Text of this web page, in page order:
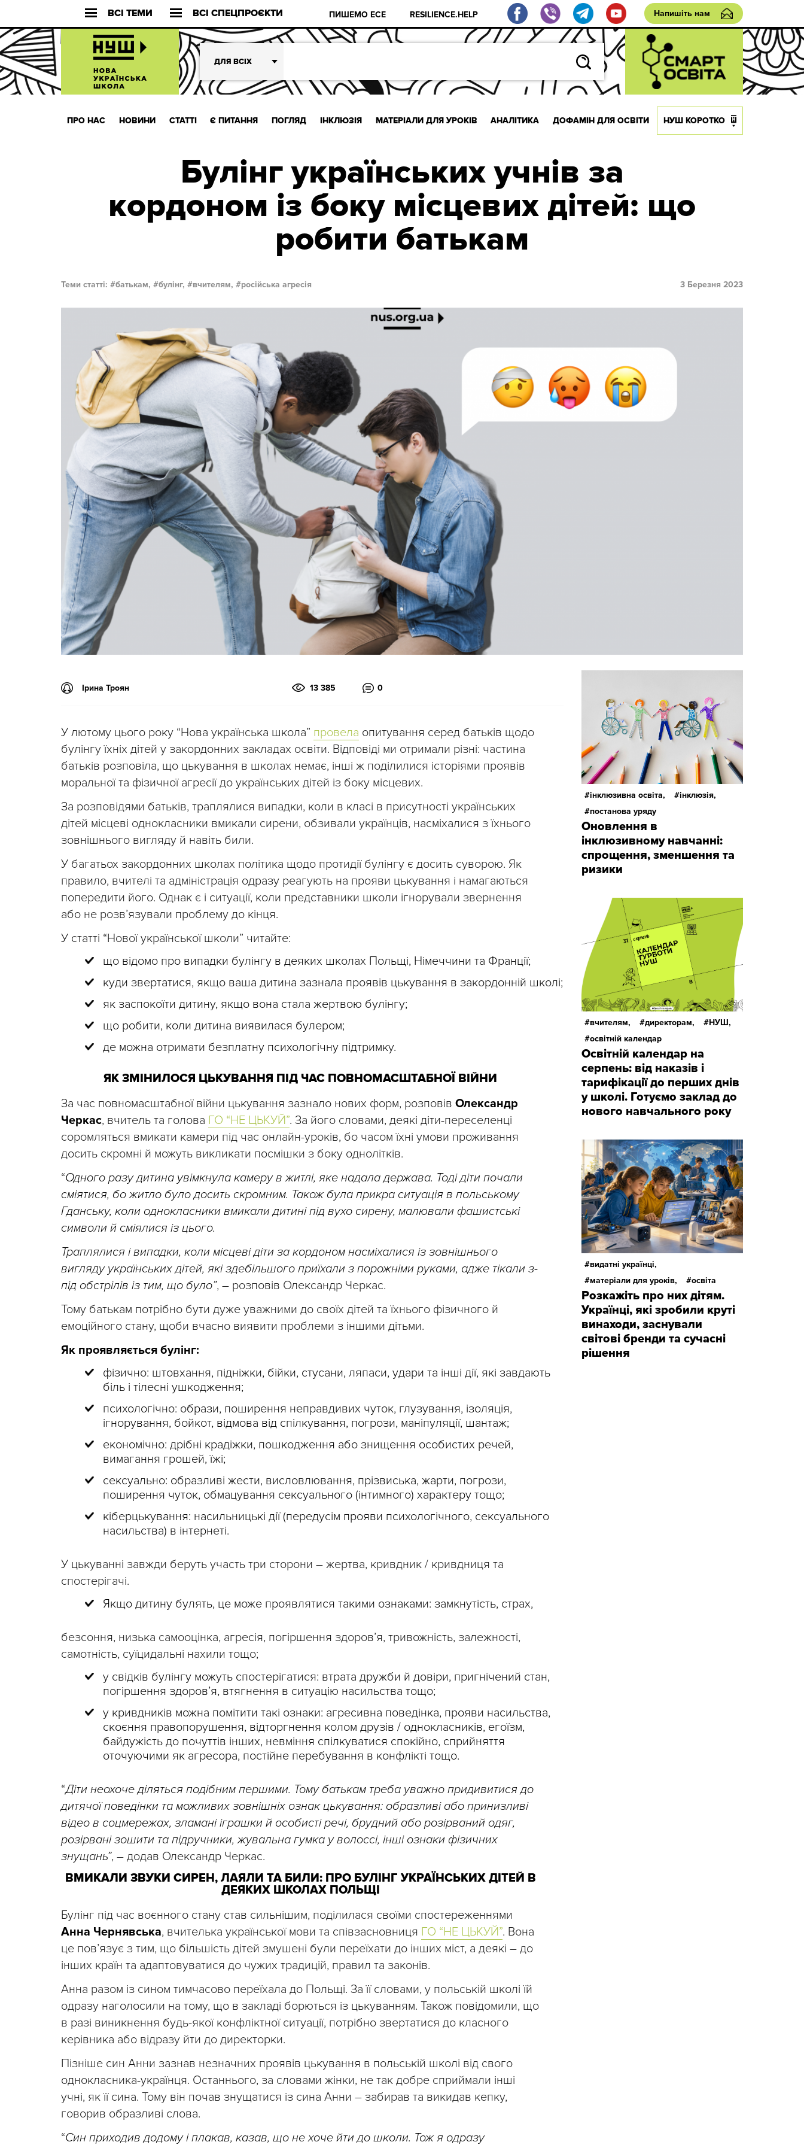
ВСІ ТЕМИ ВСІ СПЕЦПРОЄКТИ ПИШЕМО ЕСЕ RESILIENCE.HELP Напишіть нам
ДЛЯ ВСІХ
ПРО НАС НОВИНИ СТАТТІ Є ПИТАННЯ ПОГЛЯД ІНКЛЮЗІЯ МАТЕРІАЛИ ДЛЯ УРОКІВ АНАЛІТИКА ДОФАМІН ДЛЯ ОСВІТИ НУШ КОРОТКО
Булінг українських учнів за
кордоном із боку місцевих дітей: що
робити батькам
Теми статті: батькам, булінг, вчителям, російська агресія 3 Березня 2023
Ірина Троян 13 385 0
У лютому цього року “Нова українська школа” провела опитування серед батьків щодо
булінгу їхніх дітей у закордонних закладах освіти. Відповіді ми отримали різні: частина
батьків розповіла, що цькування в школах немає, інші ж поділилися історіями проявів
моральної та фізичної агресії до українських дітей із боку місцевих.
За розповідями батьків, траплялися випадки, коли в класі в присутності українських
дітей місцеві однокласники вмикали сирени, обзивали українців, насміхалися з їхнього
зовнішнього вигляду й навіть били.
У багатьох закордонних школах політика щодо протидії булінгу є досить суворою. Як
правило, вчителі та адміністрація одразу реагують на прояви цькування і намагаються
попередити його. Однак є і ситуації, коли представники школи ігнорували звернення
або не розв’язували проблему до кінця.
У статті “Нової української школи” читайте:
що відомо про випадки булінгу в деяких школах Польщі, Німеччини та Франції;
куди звертатися, якщо ваша дитина зазнала проявів цькування в закордонній школі;
як заспокоїти дитину, якщо вона стала жертвою булінгу;
що робити, коли дитина виявилася булером;
де можна отримати безплатну психологічну підтримку.
ЯК ЗМІНИЛОСЯ ЦЬКУВАННЯ ПІД ЧАС ПОВНОМАСШТАБНОЇ ВІЙНИ
За час повномасштабної війни цькування зазнало нових форм, розповів Олександр
Черкас, вчитель та голова ГО “НЕ ЦЬКУЙ”. За його словами, деякі діти-переселенці
соромляться вмикати камери під час онлайн-уроків, бо часом їхні умови проживання
досить скромні й можуть викликати посмішки з боку однолітків.
“Одного разу дитина увімкнула камеру в житлі, яке надала держава. Тоді діти почали
сміятися, бо житло було досить скромним. Також була прикра ситуація в польському
Гданську, коли однокласники вмикали дитині під вухо сирену, малювали фашистські
символи й сміялися із цього.
Траплялися і випадки, коли місцеві діти за кордоном насміхалися із зовнішнього
вигляду українських дітей, які здебільшого приїхали з порожніми руками, адже тікали з-
під обстрілів із тим, що було”, – розповів Олександр Черкас.
Тому батькам потрібно бути дуже уважними до своїх дітей та їхнього фізичного й
емоційного стану, щоби вчасно виявити проблеми з іншими дітьми.
Як проявляється булінг:
фізично: штовхання, підніжки, бійки, стусани, ляпаси, удари та інші дії, які завдають
біль і тілесні ушкодження;
психологічно: образи, поширення неправдивих чуток, глузування, ізоляція,
ігнорування, бойкот, відмова від спілкування, погрози, маніпуляції, шантаж;
економічно: дрібні крадіжки, пошкодження або знищення особистих речей,
вимагання грошей, їжі;
сексуально: образливі жести, висловлювання, прізвиська, жарти, погрози,
поширення чуток, обмацування сексуального (інтимного) характеру тощо;
кіберцькування: насильницькі дії (передусім прояви психологічного, сексуального
насильства) в інтернеті.
У цькуванні завжди беруть участь три сторони – жертва, кривдник / кривдниця та
спостерігачі.
Якщо дитину булять, це може проявлятися такими ознаками: замкнутість, страх,
безсоння, низька самооцінка, агресія, погіршення здоров’я, тривожність, залежності,
самотність, суїцидальні нахили тощо;
у свідків булінгу можуть спостерігатися: втрата дружби й довіри, пригнічений стан,
погіршення здоров’я, втягнення в ситуацію насильства тощо;
у кривдників можна помітити такі ознаки: агресивна поведінка, прояви насильства,
скоєння правопорушення, відторгнення колом друзів / однокласників, егоїзм,
байдужість до почуттів інших, невміння спілкуватися спокійно, сприйняття
оточуючими як агресора, постійне перебування в конфлікті тощо.
“Діти неохоче діляться подібним першими. Тому батькам треба уважно придивитися до
дитячої поведінки та можливих зовнішніх ознак цькування: образливі або принизливі
відео в соцмережах, зламані іграшки й особисті речі, брудний або розірваний одяг,
розірвані зошити та підручники, жувальна гумка у волоссі, інші ознаки фізичних
знущань”, – додав Олександр Черкас.
ВМИКАЛИ ЗВУКИ СИРЕН, ЛАЯЛИ ТА БИЛИ: ПРО БУЛІНГ УКРАЇНСЬКИХ ДІТЕЙ В
ДЕЯКИХ ШКОЛАХ ПОЛЬЩІ
Булінг під час воєнного стану став сильнішим, поділилася своїми спостереженнями
Анна Чернявська, вчителька української мови та співзасновниця ГО “НЕ ЦЬКУЙ”. Вона
це пов’язує з тим, що більшість дітей змушені були переїхати до інших міст, а деякі – до
інших країн та адаптовуватися до чужих традицій, правил та законів.
Анна разом із сином тимчасово переїхала до Польщі. За її словами, у польській школі їй
одразу наголосили на тому, що в закладі борються із цькуванням. Також повідомили, що
в разі виникнення будь-якої конфліктної ситуації, потрібно звертатися до класного
керівника або відразу йти до директорки.
Пізніше син Анни зазнав незначних проявів цькування в польській школі від свого
однокласника-українця. Останнього, за словами жінки, не так добре сприймали інші
учні, як її сина. Тому він почав знущатися із сина Анни – забирав та викидав кепку,
говорив образливі слова.
“Син приходив додому і плакав, казав, що не хоче йти до школи. Тож я одразу
інклюзивна освіта,
інклюзія,
постанова уряду
Оновлення в
інклюзивному навчанні:
спрощення, зменшення та
ризики
вчителям, директорам,
НУШ,
освітній календар
Освітній календар на
серпень: від наказів і
тарифікації до перших днів
у школі. Готуємо заклад до
нового навчального року
видатні українці,
матеріали для уроків,
освіта
Розкажіть про них дітям.
Українці, які зробили круті
винаходи, заснували
світові бренди та сучасні
рішення